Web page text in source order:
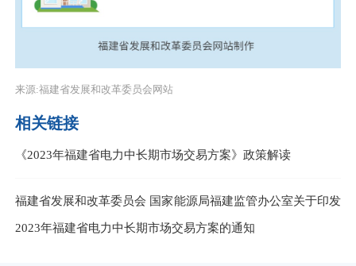
来源:福建省发展和改革委员会网站
相关链接
《2023年福建省电力中长期市场交易方案》政策解读
福建省发展和改革委员会 国家能源局福建监管办公室关于印发
2023年福建省电力中长期市场交易方案的通知